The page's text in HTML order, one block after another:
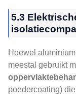
5.3
Hoewel
meestal gebruikt
poedercoating)